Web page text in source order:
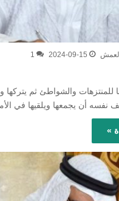
2024-09-15
1
للمنتزهات والشواطئ ثم يتركها
نفسه أن يجمعها ويلقيها في
»